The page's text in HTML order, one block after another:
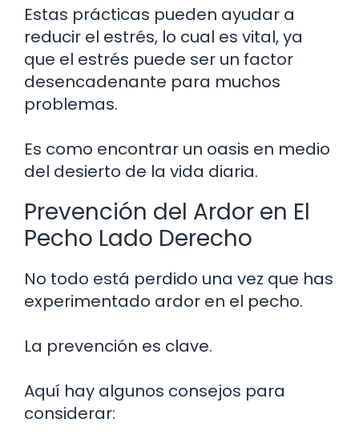
Estas prácticas pueden ayudar a
reducir el estrés, lo cual es vital, ya
que el estrés puede ser un factor
desencadenante para muchos
problemas.
Es como encontrar un oasis en medio
del desierto de la vida diaria.
Prevención del Ardor en El
Pecho Lado Derecho
No todo está perdido una vez que has
experimentado ardor en el pecho.
La prevención es clave.
Aquí hay algunos consejos para
considerar: